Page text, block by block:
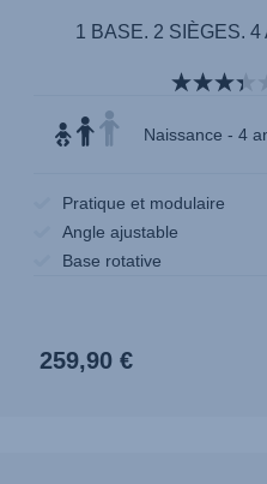
1 BASE. 2 SIÈGES.
Naissance - 4
Pratique et modulaire
Angle ajustable
Base rotative
259,90 €